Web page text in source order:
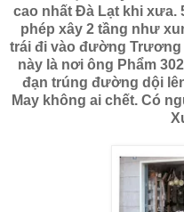
cao nhất Đà Lạt khi xưa.
phép xây 2 tầng như
trái đi vào đường Trương
này là nơi ông Phẩm
đạn trúng đường dội
May không ai chết. Có